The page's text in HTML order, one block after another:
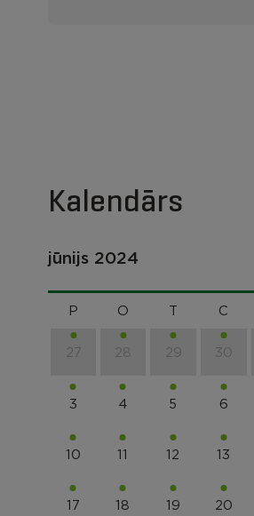
Kalendārs
jūnijs 2024
P O C
27 28 29 30
3 4 5 6
10 11 12 13
17 18 19 20